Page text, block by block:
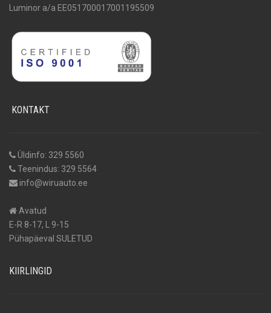
Luminor a/a EE051700017001195509
KONTAKT
Üldinfo: 329 5560
Teenindus: 329 5564
info@wiruauto.ee
Avatud
E-R 8-17, L 9-15
Pühapäeval SULETUD
KIIRLINGID